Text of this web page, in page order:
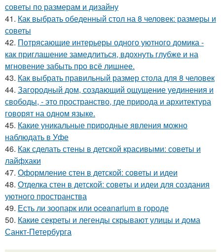
советы по размерам и дизайну
41. Как выбрать обеденный стол на 8 человек: размеры и
советы
42. Потрясающие интерьеры одного уютного домика -
как приглашение замедлиться, вдохнуть глубже и на
мгновение забыть про всё лишнее.
43. Как выбрать правильный размер стола для 8 человек
44. Загородный дом, создающий ощущение уединения и
свободы, - это пространство, где природа и архитектура
говорят на одном языке.
45. Какие уникальные природные явления можно
наблюдать в Уфе
46. Как сделать стены в детской красивыми: советы и
лайфхаки
47. Оформление стен в детской: советы и идеи
48. Отделка стен в детской: советы и идеи для создания
уютного пространства
49. Есть ли зоопарк или oceanarium в городе
50. Какие секреты и легенды скрывают улицы и дома
Санкт-Петербурга